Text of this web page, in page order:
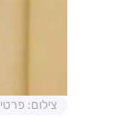
צילום: פרטי